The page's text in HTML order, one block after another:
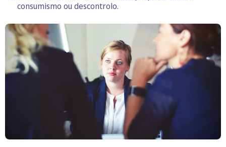
consumismo ou descontrolo.